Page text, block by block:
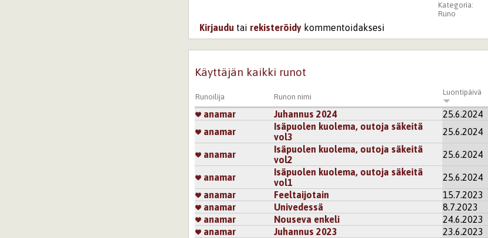
Kategoria:
Runo
Kirjaudu tai rekisteröidy kommentoidaksesi
Käyttäjän kaikki runot
Runoilija Runon nimi
Luontipäivä
anamar Juhannus 2024 25.6.2024
anamar
Isäpuolen kuolema, outoja säkeitä
vol3
25.6.2024
anamar
Isäpuolen kuolema, outoja säkeitä
vol2
25.6.2024
anamar
Isäpuolen kuolema, outoja säkeitä
vol1
25.6.2024
anamar
Feeltaijotain 15.7.2023
anamar
Univedessä 8.7.2023
anamar
Nouseva enkeli 24.6.2023
anamar
Juhannus 2023 23.6.2023